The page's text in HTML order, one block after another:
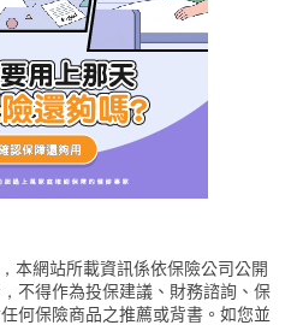
本網站所載資訊係依保險公司公開
不得作為投保建議、財務諮詢、保
何保險商品之推薦或背書。如您並